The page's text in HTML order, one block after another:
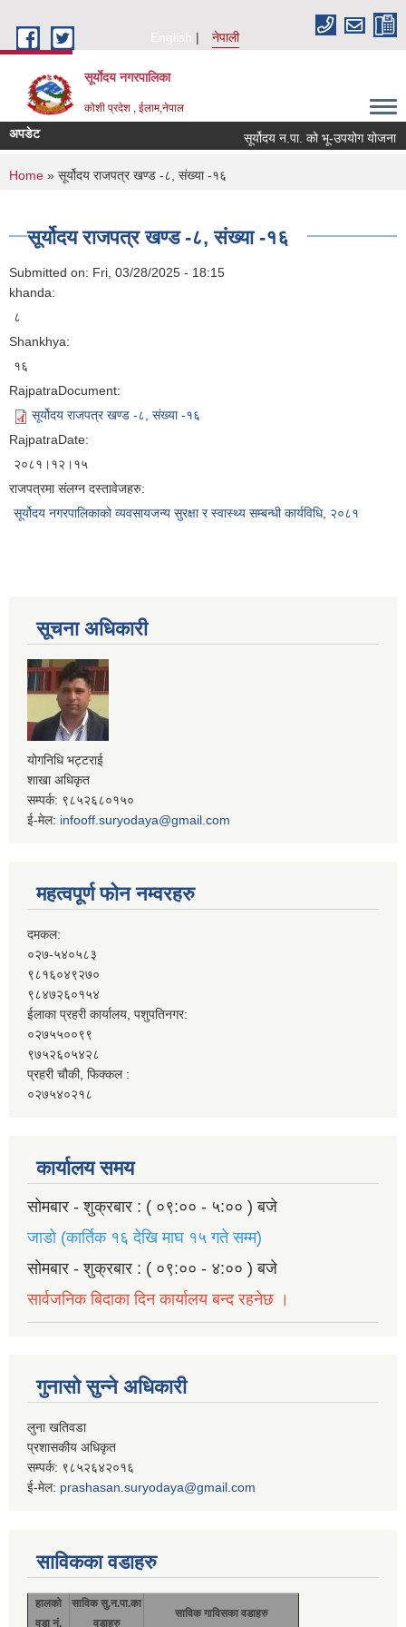
English
नेपाली
सूर्याेदय नगरपालिका
कोशी प्रदेश , ईलाम,नेपाल
अपडेट सूर्योदय न.पा. को भू-उपयोग योजना
You are here
Home » सूर्योदय राजपत्र खण्ड -८, संख्या -१६
सूर्योदय राजपत्र खण्ड -८, संख्या -१६
Submitted on: Fri, 03/28/2025 - 18:15
khanda:
८
Shankhya:
१६
RajpatraDocument:
सूर्योदय राजपत्र खण्ड -८, संख्या -१६
RajpatraDate:
२०८१।१२।१५
राजपत्रमा संलग्न दस्तावेजहरु:
सूर्योदय नगरपालिकाको व्यवसायजन्य सुरक्षा र स्वास्थ्य सम्बन्धी कार्यविधि, २०८१
सूचना अधिकारी
योगनिधि भट्टराई
शाखा अधिकृत
सम्पर्क: ९८५२६८०१५०
ई-मेल: infooff.suryodaya@gmail.com
महत्वपूर्ण फोन नम्वरहरु
दमकल:
०२७-५४०५८३
९८१६०४९२७०
९८४७२६०१५४
ईलाका प्रहरी कार्यालय, पशुपतिनगर:
०२७५५००९९
९७५२६०५४२८
प्रहरी चौकी, फिक्कल :
०२७५४०२१८
कार्यालय समय
सोमबार - शुक्रबार : ( ०९:०० - ५:०० ) बजे
जाडो (कार्तिक १६ देखि माघ १५ गते सम्म)
सोमबार - शुक्रबार : ( ०९:०० - ४:०० ) बजे
सार्वजनिक बिदाका दिन कार्यालय बन्द रहनेछ ।
गुनासो सुन्ने अधिकारी
लुना खतिवडा
प्रशासकीय अधिकृत
सम्पर्क: ९८५२६४२०१६
ई-मेल: prashasan.suryodaya@gmail.com
साविकका वडाहरु
हालको
वडा नं.
साविक सु.न.पा.का
वडाहरु
साविक गाविसका वडाहरु